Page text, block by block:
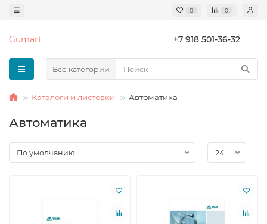
0 0
Gumart +7 918 501-36-32
Все категории
Каталоги и листовки Автоматика
Автоматика